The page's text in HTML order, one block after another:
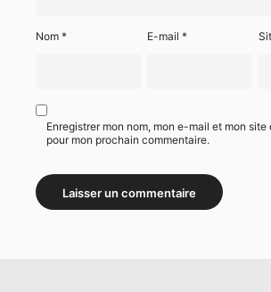
Nom * E-mail*
Enregistrer mon nom, mon e-mail et mon
pour mon prochain commentaire.